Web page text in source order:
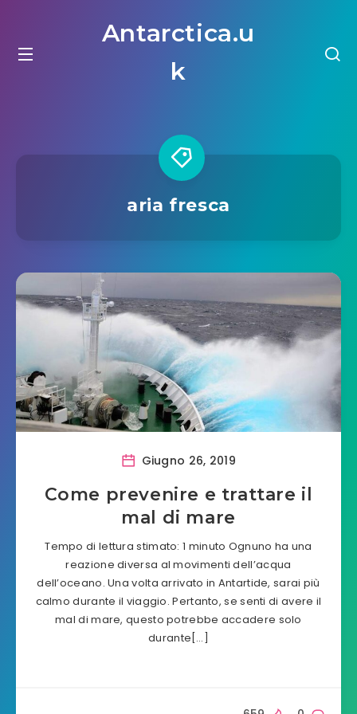
Antarctica.u
k
aria fresca
Giugno 26, 2019
Come prevenire e trattare il
mal di mare
Tempo di lettura stimato: 1 minuto Ognuno ha una
reazione diversa al movimenti dell’acqua
dell’oceano. Una volta arrivato in Antartide, sarai più
calmo durante il viaggio. Pertanto, se senti di avere il
mal di mare, questo potrebbe accadere solo
durante[…]